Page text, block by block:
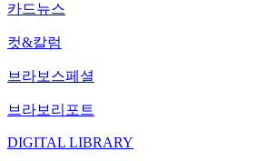
카드뉴스
컷&칼럼
브라보스페셜
브라보리포트
DIGITAL LIBRARY